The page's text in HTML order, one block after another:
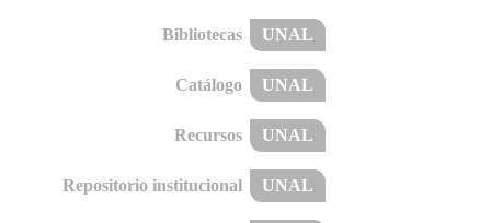
Bibliotecas UNAL
Catálogo UNAL
Recursos UNAL
Repositorio institucional UNAL